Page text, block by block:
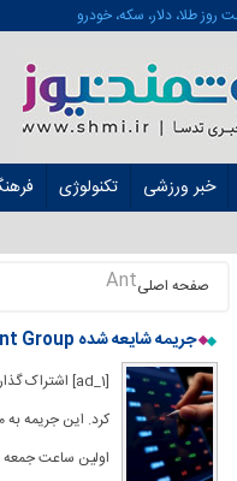
روز طلا، دلار، سکه، خودرو
خبر ورزشی تکنولوژی
صفحه اصلیAnt
جریمه شایعه شده Ant Group برای قیمت BABA خبر خوبی است
اولین ساعت جمعه 6.6 درصد رشد کرد. علی بابا مالک 32.65 درصد